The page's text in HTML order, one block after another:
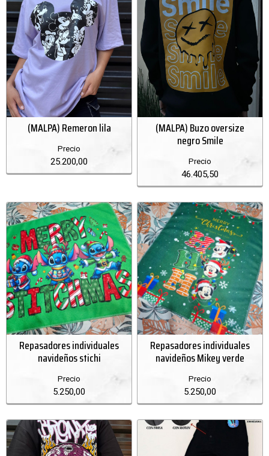
(MALPA) Remeron lila
Precio
25.200,00
(MALPA) Buzo oversize
negro Smile
Precio
46.405,50
Repasadores individuales
navideños stichi
Precio
5.250,00
Repasadores individuales
navideños Mikey verde
Precio
5.250,00